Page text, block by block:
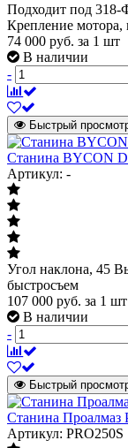
Подходит под 318-
Крепление мотора,
74 000 руб. за 1 шт
В наличии
-
Быстрый
Станина BYCON
Артикул: -
Угол наклона, 45
быстросъем
107 000 руб. за 1 шт
В наличии
-
Быстрый
Станина Проалмаз
Артикул: PRO250S